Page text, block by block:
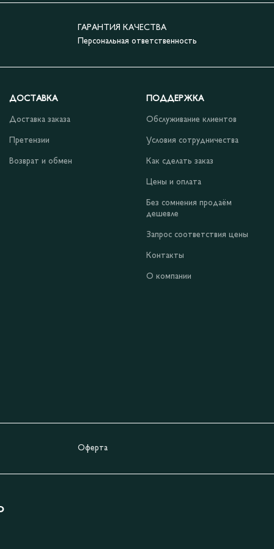
ГАРАНТИЯ КАЧЕСТВА
Персональная ответственность
ДОСТАВКА
Доставка заказа
Претензии
Возврат и обмен
ПОДДЕРЖКА
Обслуживание клиентов
Условия сотрудничества
Как сделать заказ
Цены и оплата
Без сомнения продаём
дешевле
Запрос соответствия цены
Контакты
О компании
Оферта